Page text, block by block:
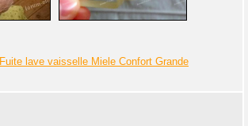
Fuite lave vaisselle Miele Confort Grande